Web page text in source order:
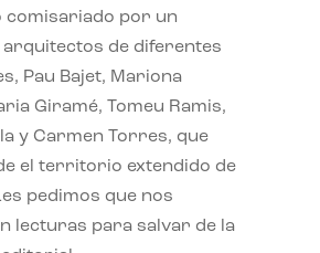
comisariado por un
arquitectos de diferentes
Pau Bajet, Mariona
Giramé, Tomeu Ramis,
y Carmen Torres, que
el territorio extendido de
pedimos que nos
lecturas para salvar de la